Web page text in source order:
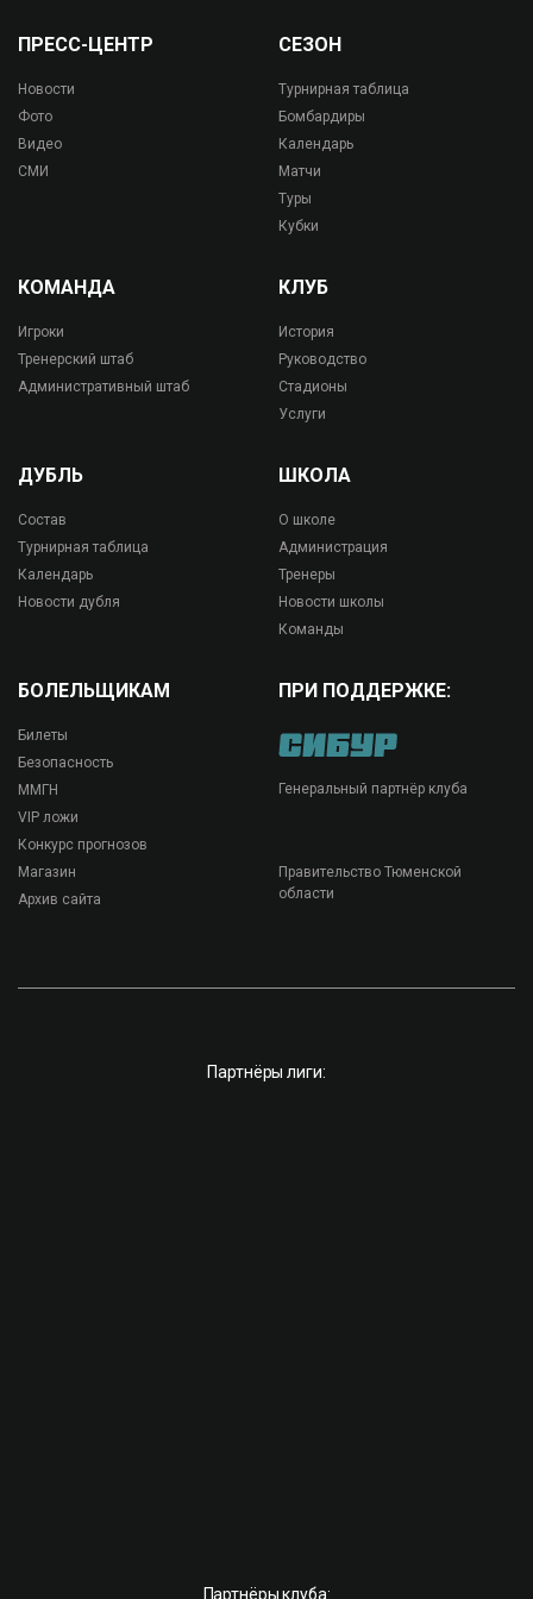
ПРЕСС-ЦЕНТР
Новости
Фото
Видео
СМИ
СЕЗОН
Турнирная таблица
Бомбардиры
Календарь
Матчи
Туры
Кубки
КОМАНДА
Игроки
Тренерский штаб
Административный штаб
КЛУБ
История
Руководство
Стадионы
Услуги
ДУБЛЬ
Состав
Турнирная таблица
Календарь
Новости дубля
ШКОЛА
О школе
Администрация
Тренеры
Новости школы
Команды
БОЛЕЛЬЩИКАМ
Билеты
Безопасность
ММГН
VIP ложи
Конкурс прогнозов
Магазин
Архив сайта
ПРИ ПОДДЕРЖКЕ:
Генеральный партнёр клуба
Правительство Тюменской
области
Партнёры лиги:
Партнёры клуба: